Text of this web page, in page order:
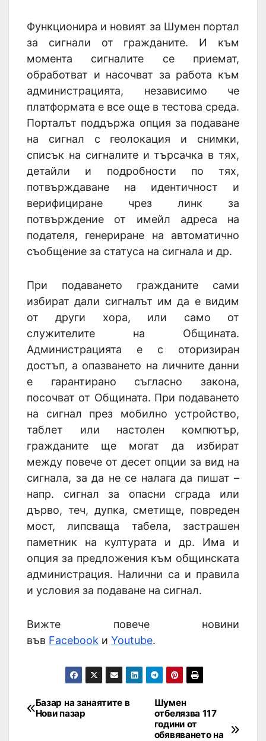
Функционира и новият за Шумен портал
за сигнали от гражданите. И към
момента сигналите се приемат,
обработват и насочват за работа към
администрацията, независимо че
платформата е все още в тестова среда.
Порталът поддържа опция за подаване
на сигнал с геолокация и снимки,
списък на сигналите и търсачка в тях,
детайли и подробности по тях,
потвърждаване на идентичност и
верифициране чрез линк за
потвърждение от имейл адреса на
подателя, генериране на автоматично
съобщение за статуса на сигнала и др.
При подаването гражданите сами
избират дали сигналът им да е видим
от други хора, или само от
служителите на Общината.
Администрацията е с оторизиран
достъп, а опазването на личните данни
е гарантирано съгласно закона,
посочват от Общината. При подаването
на сигнал през мобилно устройство,
таблет или настолен компютър,
гражданите ще могат да избират
между повече от десет опции за вид на
сигнала, за да не се налага да пишат –
напр. сигнал за опасни сграда или
дърво, теч, дупка, сметище, повреден
мост, липсваща табела, застрашен
паметник на културата и др. Има и
опция за предложения към общинската
администрация. Налични са и правила
и условия за подаване на сигнал.
Вижте повече новини
във Facebook и Youtube.
Шумен
отбелязва 117
години от
обявяването на
Базар на занаятите в
Нови пазар